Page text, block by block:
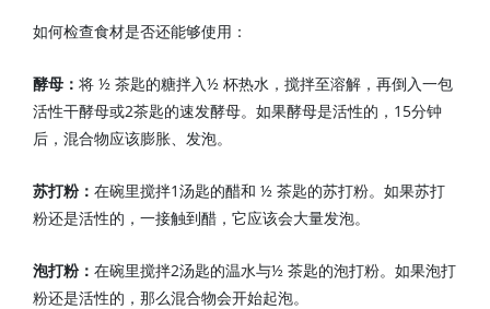
如何检查食材是否还能够使用：
酵母： 将 ½ 茶匙的糖拌入½ 杯热水，搅拌至溶解，再倒入一包
活性干酵母或2茶匙的速发酵母。如果酵母是活性的，15分钟
后，混合物应该膨胀、发泡。
苏打粉： 在碗里搅拌1汤匙的醋和 ½ 茶匙的苏打粉。如果苏打
粉还是活性的，一接触到醋，它应该会大量发泡。
泡打粉： 在碗里搅拌2汤匙的温水与½ 茶匙的泡打粉。如果泡打
粉还是活性的，那么混合物会开始起泡。